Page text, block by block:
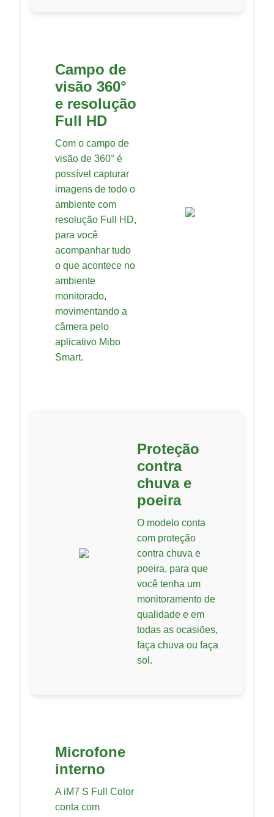
Campo de
visão 360°
e resolução
Full HD
Com o campo de
visão de 360° é
possível capturar
imagens de todo o
ambiente com
resolução Full HD,
para você
acompanhar tudo
o que acontece no
ambiente
monitorado,
movimentando a
câmera pelo
aplicativo Mibo
Smart.
Proteção
contra
chuva e
poeira
O modelo conta
com proteção
contra chuva e
poeira, para que
você tenha um
monitoramento de
qualidade e em
todas as ocasiões,
faça chuva ou faça
sol.
Microfone
interno
A iM7 S Full Color
conta com